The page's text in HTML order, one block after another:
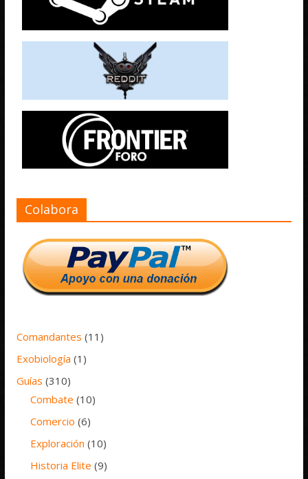
Colabora
Comandantes (11)
Exobiología (1)
Guías (310)
Combate (10)
Comercio (6)
Exploración (10)
Historia Elite (9)